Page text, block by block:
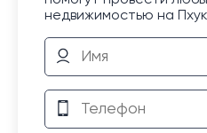
недвижимостью на